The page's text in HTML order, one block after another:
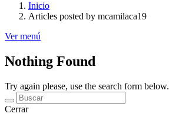
Inicio
Articles posted by mcamilaca19
Ver menú
Nothing Found
Try again please, use the search form below.
Cerrar